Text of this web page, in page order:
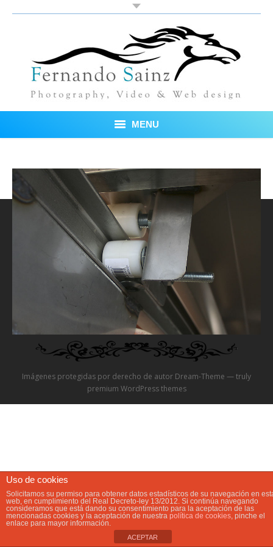
MENU
Fotos
Blog
Sobre mí
Testimonios
Video
Precios
Contacta
Imágenes protegidas por derecho de autor Dream-Theme — truly
premium WordPress themes
Uso de cookies
Solicitamos su permiso para obtener datos estadísticos de su navegación en
web, en cumplimiento del Real Decreto-ley 13/2012. Si continúa navegando
consideramos que está dando su consentimiento para la aceptación de las
mencionadas cookies y la aceptación de nuestra política de cookies, pinche el
enlace para mayor información.
ACEPTAR